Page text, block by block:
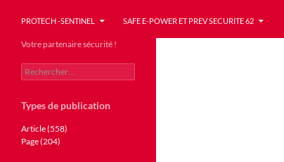
PROTECH -SENTINEL SAFE E-POWER ET PREV SECURITE 62
Votre partenaire sécurité !
Rechercher :
Types de publication
Article (558)
Page (204)